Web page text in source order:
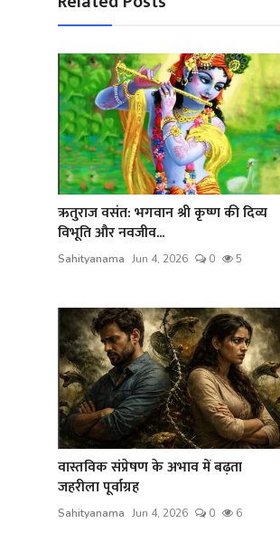
ऋतुराज वसंत: भगवान श्री कृष्ण की दिव्य
विभूति और नवजीव...
Sahityanama Jun 4, 2026 0 5
वास्तविक संप्रेषण के अभाव में बढ़ता
जहरीला पूर्वाग्रह
Sahityanama Jun 4, 2026 0 6